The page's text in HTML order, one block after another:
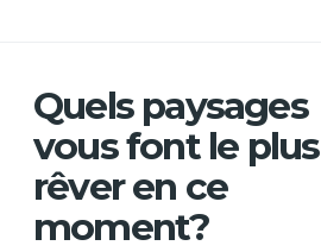
Quels paysages
vous font le plus
rêver en ce
moment?